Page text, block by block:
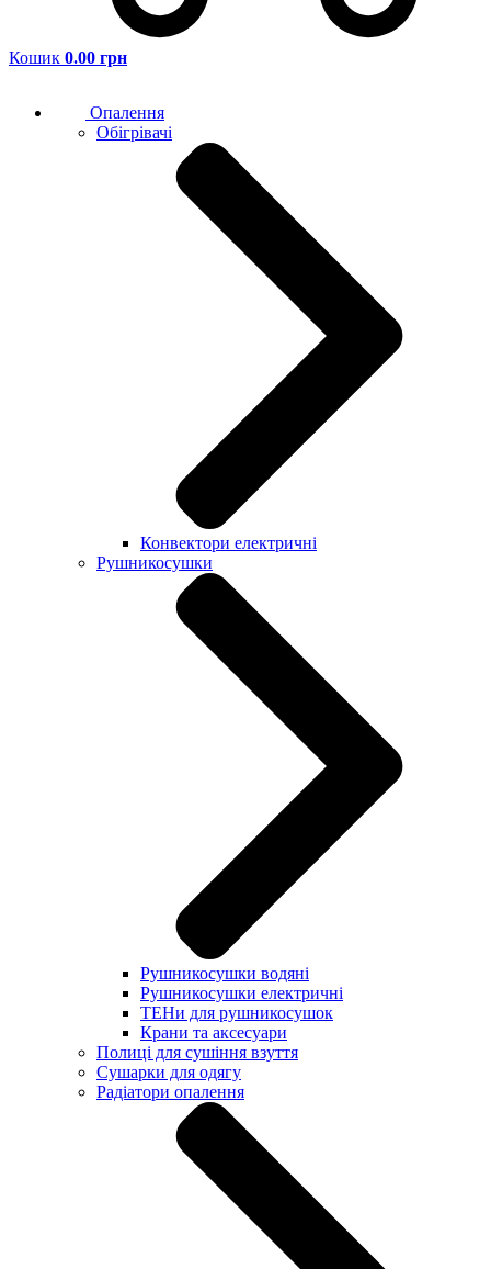
Кошик 0.00 грн
Опалення
Обігрівачі
Конвектори електричні
Рушникосушки
Рушникосушки водяні
Рушникосушки електричні
ТЕНи для рушникосушок
Крани та аксесуари
Полиці для сушіння взуття
Сушарки для одягу
Радіатори опалення